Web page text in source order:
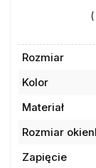
(
Rozmiar
Kolor
Materiał
Rozmiar
Zapięcie